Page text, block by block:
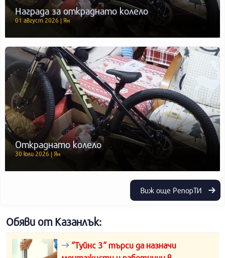
Награда за откраднато колело
01 август 2026 | Ян
Откраднато колело
30 юли 2026 | Ян
Виж още РепорТИ
Обяви от Казанлък:
“Туйнс 3“ търси да назначи